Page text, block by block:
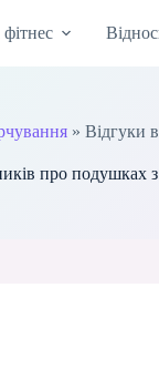
» Відгуки
про подушках